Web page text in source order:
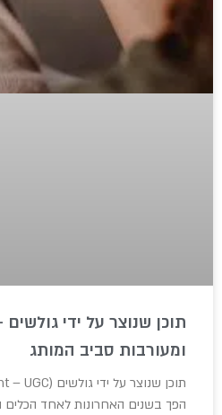
תוכן שנוצר על ידי
ומעורבות סביב המותג
הפך בשנים האחרונות לאחד הכלים